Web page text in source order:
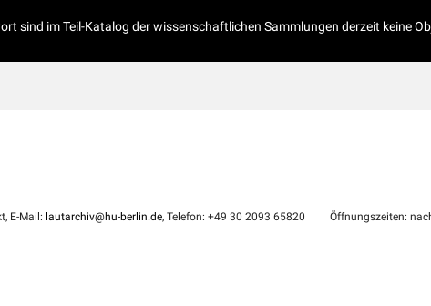
sind im Teil-Katalog der wissenschaftlichen Sammlungen derzeit keine
E-Mail: lautarchiv@hu-berlin.de, Telefon: +49 30 2093 65820 Öffnungszeiten: